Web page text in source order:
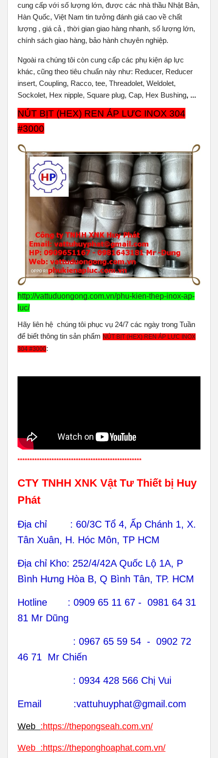
cung cấp với số lượng lớn, được các nhà thầu Nhật Bản,
Hàn Quốc, Việt Nam tin tưởng đánh giá cao về chất
lượng , giá cả , thời gian giao hàng nhanh, số lượng lớn,
chính sách giao hàng, bảo hành chuyên nghiệp.
Ngoài ra chúng tôi còn cung cấp các phụ kiện áp lực
khác, cũng theo tiêu chuẩn này như: Reducer, Reducer
insert, Coupling, Racco, tee, Threadolet, Weldolet,
Sockolet, Hex nipple, Square plug, Cap, Hex Bushing, ...
NÚT BỊT (HEX) REN ÁP LƯC INOX 304
#3000
http://vattuduongong.com.vn/phu-kien-thep-inox-ap-
luc/
Hãy liên hệ chúng tôi phục vụ 24/7 các ngày trong Tuần
để biết thông tin sản phẩm NÚT BỊT (HEX) REN ÁP LƯC INOX
304 #3000:
***************************************************
CTY TNHH XNK Vật Tư Thiết bị Huy
Phát
Địa chỉ : 60/3C Tổ 4, Ấp Chánh 1, X.
Tân Xuân, H. Hóc Môn, TP HCM
Địa chỉ Kho: 252/4/42A Quốc Lộ 1A, P
Bình Hưng Hòa B, Q Bình Tân, TP. HCM
Hotline : 0909 65 11 67 - 0981 64 31
81 Mr Dũng
: 0967 65 59 54 - 0902 72
46 71 Mr Chiến
: 0934 428 566 Chị Vui
Email :vattuhuyphat@gmail.com
Web :https://thepongseah.com.vn/
Web :https://theponghoaphat.com.vn/